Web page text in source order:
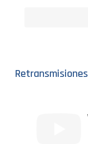
Retransmisiones